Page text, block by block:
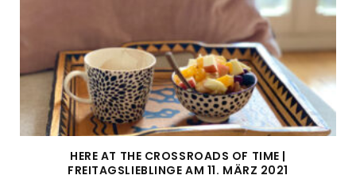
HERE AT THE CROSSROADS OF TIME |
FREITAGSLIEBLINGE AM 11. MÄRZ 2021